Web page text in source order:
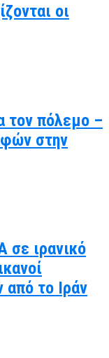
οι
τον πόλεμο –
στην
σε ιρανικό
το Ιράν